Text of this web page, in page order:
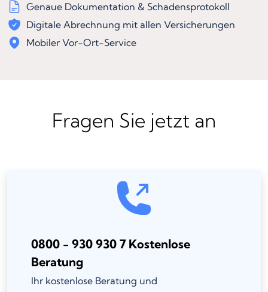
Genaue Dokumentation & Schadensprotokoll
Digitale Abrechnung mit allen Versicherungen
Mobiler Vor-Ort-Service
Fragen Sie jetzt an
0800 - 930 930 7 Kostenlose
Beratung
Ihr kostenlose Beratung und